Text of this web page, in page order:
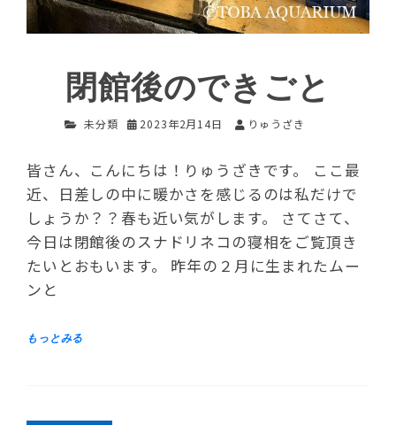
閉館後のできごと
未分類 2023年2月14日 りゅうざき
皆さん、こんにちは！りゅうざきです。 ここ最
近、日差しの中に暖かさを感じるのは私だけで
しょうか？？春も近い気がします。 さてさて、
今日は閉館後のスナドリネコの寝相をご覧頂き
たいとおもいます。 昨年の２月に生まれたムー
ンと